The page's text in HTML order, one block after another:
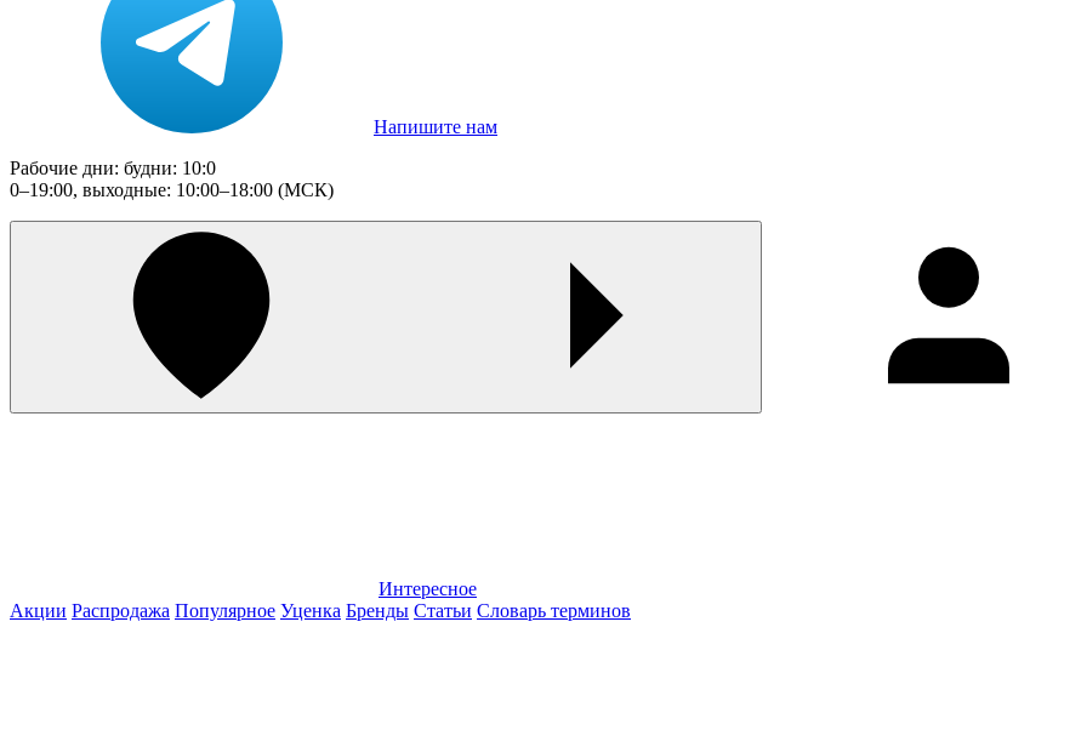
Напишите нам
Рабочие дни: будни: 10:0
0–19:00, выходные: 10:00–18:00 (МСК)
Интересное
Акции Распродажа Популярное Уценка Бренды Статьи Словарь терминов